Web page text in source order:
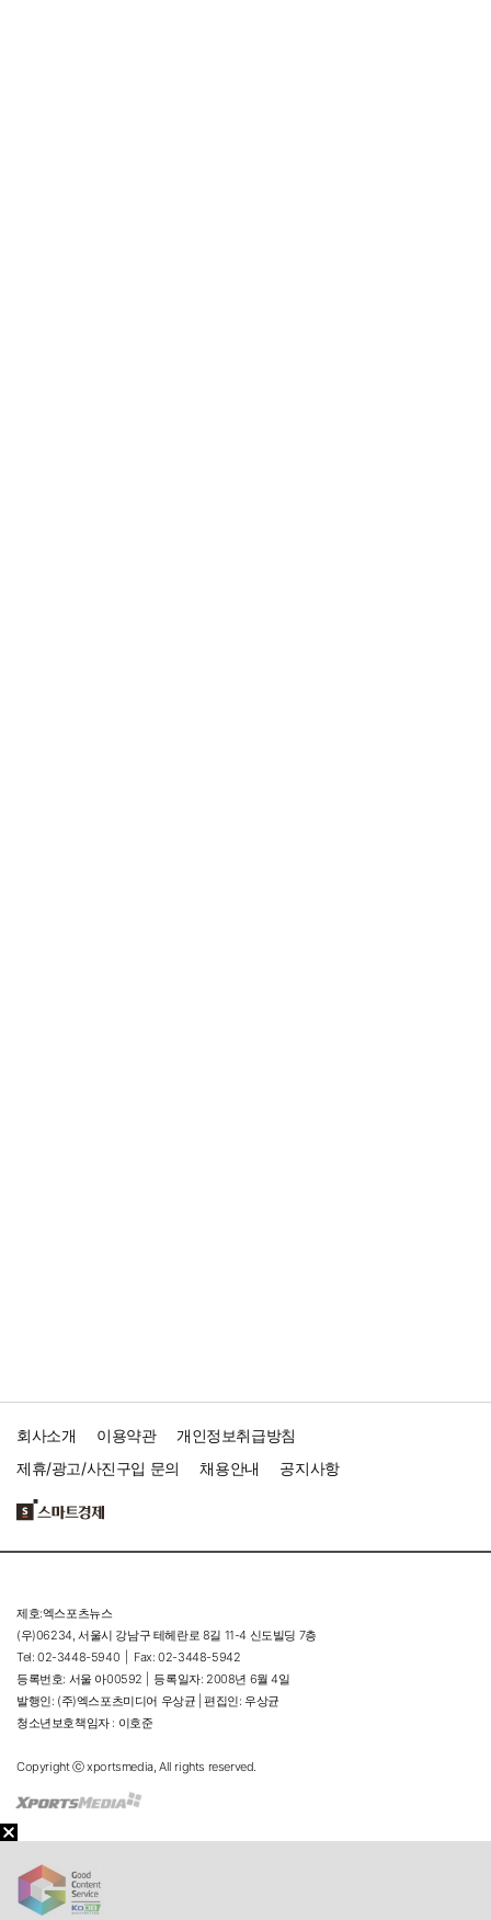
회사소개 이용약관
개인정보취급방침
제휴/광고/사진구입 문의
채용안내 공지사항
제호:엑스포츠뉴스
(우)06234, 서울시 강남구 테헤란로 8길 11-4 신도빌딩 7층
Tel: 02-3448-5940 |
Fax: 02-3448-5942
등록번호: 서울 아00592 |
등록일자: 2008년 6월 4일
발행인: (주)엑스포츠미디어 우상균 | 편집인: 우상균
청소년보호책임자 : 이호준
Copyright ⓒ xportsmedia, All rights reserved.